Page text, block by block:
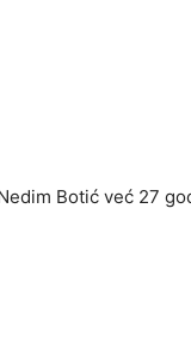
Botić već 27